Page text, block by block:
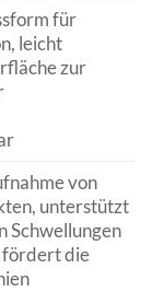
für
leicht
zur
von
unterstützt
Schwellungen
fördert die